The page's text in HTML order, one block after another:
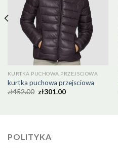
KURTKA PUCHOWA PRZEJSCIOWA
kurtka puchowa przejsciowa
zł452.00 zł301.00
POLITYKA